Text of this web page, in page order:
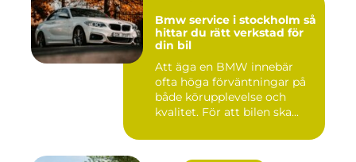
Bmw service i stockholm så
hittar du rätt verkstad för
din bil
Att äga en BMW innebär
ofta höga förväntningar på
både körupplevelse och
kvalitet. För att bilen ska...